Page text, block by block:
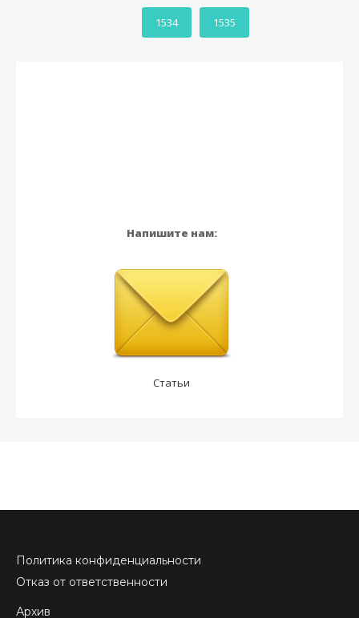
1534 1535
Напишите нам:
Статьи
Политика конфиденциальности
Отказ от ответственности
Архив